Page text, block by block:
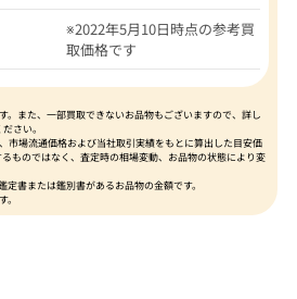
※2022年5月10日時点の参考買
取価格です
。また、一部買取できないお品物もございますので、詳し
さい。
市場流通価格および当社取引実績をもとに算出した目安価
ものではなく、査定時の相場変動、お品物の状態により変
書または鑑別書があるお品物の金額です。